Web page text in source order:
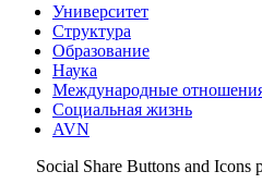
Университет
Структура
Образование
Наука
Международные
Социальная жизнь
AVN
Social Share Buttons and